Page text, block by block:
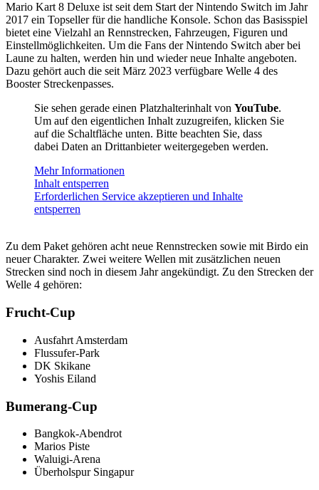
Mario Kart 8 Deluxe ist seit dem Start der Nintendo Switch im Jahr
2017 ein Topseller für die handliche Konsole. Schon das Basisspiel
bietet eine Vielzahl an Rennstrecken, Fahrzeugen, Figuren und
Einstellmöglichkeiten. Um die Fans der Nintendo Switch aber bei
Laune zu halten, werden hin und wieder neue Inhalte angeboten.
Dazu gehört auch die seit März 2023 verfügbare Welle 4 des
Booster Streckenpasses.
Sie sehen gerade einen Platzhalterinhalt von YouTube.
Um auf den eigentlichen Inhalt zuzugreifen, klicken Sie
auf die Schaltfläche unten. Bitte beachten Sie, dass
dabei Daten an Drittanbieter weitergegeben werden.
Mehr Informationen
Inhalt entsperren
Erforderlichen Service akzeptieren und Inhalte
entsperren
Zu dem Paket gehören acht neue Rennstrecken sowie mit Birdo ein
neuer Charakter. Zwei weitere Wellen mit zusätzlichen neuen
Strecken sind noch in diesem Jahr angekündigt. Zu den Strecken der
Welle 4 gehören:
Frucht-Cup
Ausfahrt Amsterdam
Flussufer-Park
DK Skikane
Yoshis Eiland
Bumerang-Cup
Bangkok-Abendrot
Marios Piste
Waluigi-Arena
Überholspur Singapur